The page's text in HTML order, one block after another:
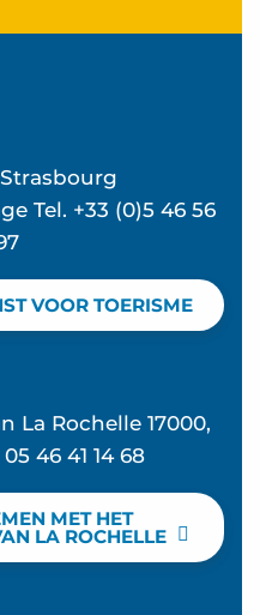
Tel. +33 (0)5 46 56
VOOR TOERISME
La Rochelle 17000,
46 41 14 68
MET HET
LA ROCHELLE